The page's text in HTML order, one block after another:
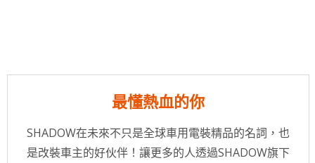
最懂熱血的你
SHADOW在未來不只是全球車用電裝精品的名詞，也
是改裝車主的好伙伴！讓更多的人透過SHADOW旗下